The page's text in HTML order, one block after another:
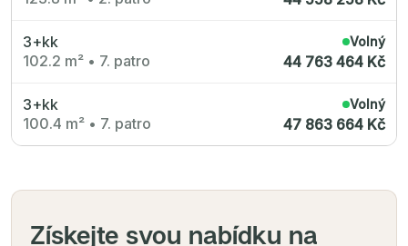
3+kk
102.2 m² • 7. patro
Volný
44 763 464 Kč
3+kk
100.4 m² • 7. patro
Volný
47 863 664 Kč
Získejte svou nabídku na